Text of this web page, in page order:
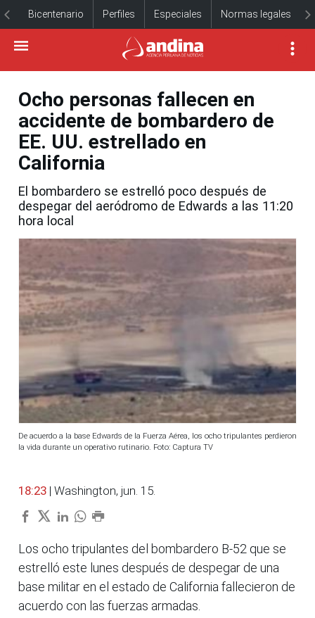
Bicentenario Perfiles Especiales Normas legales
Ocho personas fallecen en
accidente de bombardero de
EE. UU. estrellado en
California
El bombardero se estrelló poco después de
despegar del aeródromo de Edwards a las 11:20
hora local
De acuerdo a la base Edwards de la Fuerza Aérea, los ocho tripulantes perdieron
la vida durante un operativo rutinario. Foto: Captura TV
18:23 | Washington, jun. 15.
Los ocho tripulantes del bombardero B-52 que se
estrelló este lunes después de despegar de una
base militar en el estado de California fallecieron de
acuerdo con las fuerzas armadas.